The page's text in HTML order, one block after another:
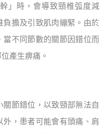
」時，會導致頸椎弧度減
負擔及引致肌肉繃緊。由於
不同節數的關節因錯位而
產生痹痛。
節錯位，以致頸部無法自
，患者可能會有頭痛、肩